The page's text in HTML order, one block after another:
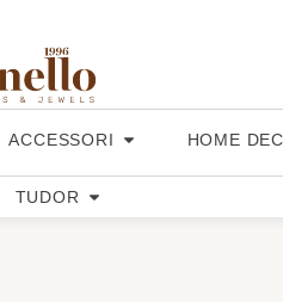
ACCESSORI HOME
TUDOR